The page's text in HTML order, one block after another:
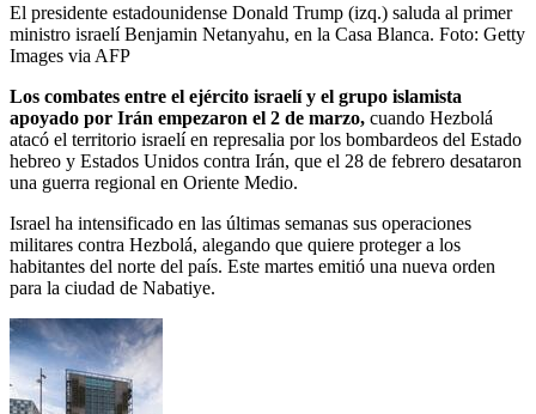
El presidente estadounidense Donald Trump (izq.) saluda al primer
ministro israelí Benjamin Netanyahu, en la Casa Blanca. Foto: Getty
Images via AFP
Los combates entre el ejército israelí y el grupo islamista
apoyado por Irán empezaron el 2 de marzo, cuando Hezbolá
atacó el territorio israelí en represalia por los bombardeos del Estado
hebreo y Estados Unidos contra Irán, que el 28 de febrero desataron
una guerra regional en Oriente Medio.
Israel ha intensificado en las últimas semanas sus operaciones
militares contra Hezbolá, alegando que quiere proteger a los
habitantes del norte del país. Este martes emitió una nueva orden
para la ciudad de Nabatiye.